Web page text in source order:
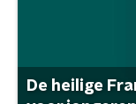
De heilige